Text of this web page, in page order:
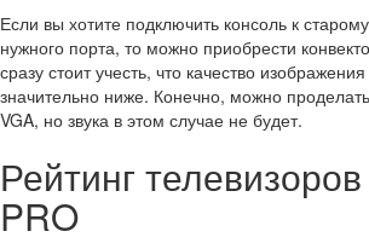
Если вы хотите подключить консоль к
нужного порта, то можно приобрести
сразу стоит учесть, что качество
значительно ниже. Конечно, можно
VGA, но звука в этом случае не будет.
Рейтинг
PRO